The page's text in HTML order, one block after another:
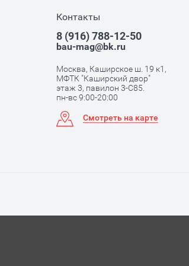
Контакты
8 (916) 788-12-50
bau-mag@bk.ru
Москва, Каширское ш. 19 к1,
МФТК "Каширский двор"
этаж 3, павилон 3-С85.
пн-вс 9:00-20:00
Смотреть на карте